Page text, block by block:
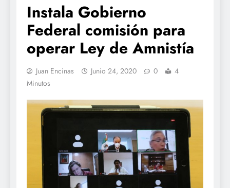
Instala Gobierno
Federal comisión para
operar Ley de Amnistía
Juan Encinas Junio 24, 2020 0
4
Minutos